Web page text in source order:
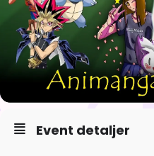
Event detaljer